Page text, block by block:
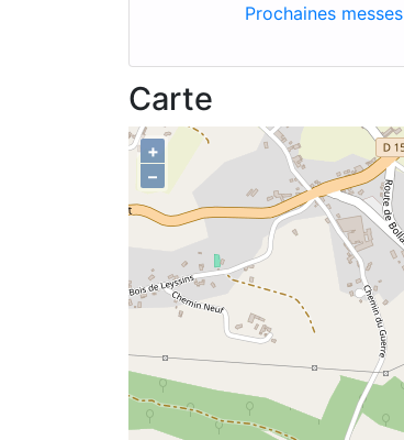
Prochaines messes
Carte
+
–